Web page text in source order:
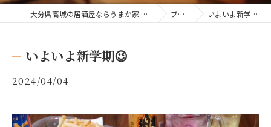
大分県高城の居酒屋ならうまか家 夢なりち ブログ いよいよ新学期😉
いよいよ新学期😉
2024/04/04